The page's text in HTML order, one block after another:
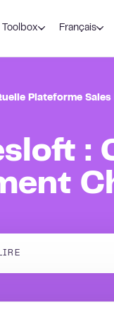
Toolbox Français
Plateforme
: